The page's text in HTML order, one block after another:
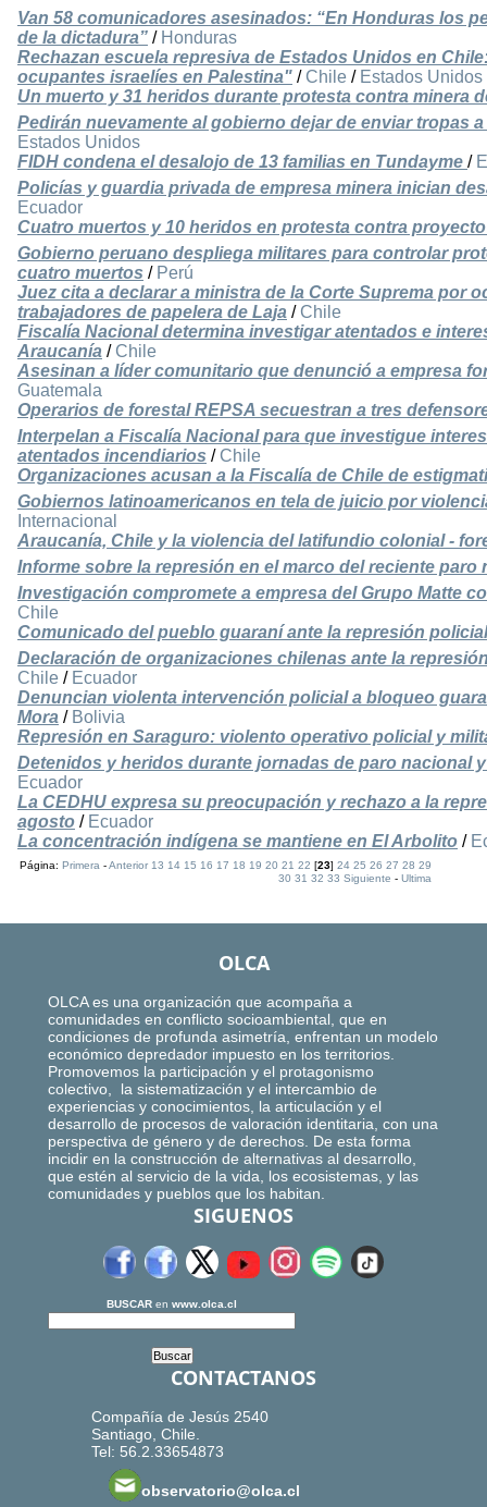
Van 58 comunicadores asesinados: “En Honduras los
de la dictadura” / Honduras
Rechazan escuela represiva de Estados Unidos en
ocupantes israelíes en Palestina" / Chile / Estados Unidos
Un muerto y 31 heridos durante protesta contra minera
Pedirán nuevamente al gobierno dejar de enviar tropas
Estados Unidos
FIDH condena el desalojo de 13 familias en Tundayme /
Policías y guardia privada de empresa minera inician
Ecuador
Cuatro muertos y 10 heridos en protesta contra
Gobierno peruano despliega militares para controlar
cuatro muertos / Perú
Juez cita a declarar a ministra de la Corte Suprema por
trabajadores de papelera de Laja / Chile
Fiscalía Nacional determina investigar atentados e
Araucanía / Chile
Asesinan a líder comunitario que denunció a empresa
Guatemala
Operarios de forestal REPSA secuestran a tres
Interpelan a Fiscalía Nacional para que investigue
atentados incendiarios / Chile
Organizaciones acusan a la Fiscalía de Chile de
Gobiernos latinoamericanos en tela de juicio por
Internacional
Araucanía, Chile y la violencia del latifundio colonial -
Informe sobre la represión en el marco del reciente
Investigación compromete a empresa del Grupo Matte
Chile
Comunicado del pueblo guaraní ante la represión
Declaración de organizaciones chilenas ante la
Chile / Ecuador
Denuncian violenta intervención policial a bloqueo
Mora / Bolivia
Represión en Saraguro: violento operativo policial y
Detenidos y heridos durante jornadas de paro nacional
Ecuador
La CEDHU expresa su preocupación y rechazo a la
agosto / Ecuador
La concentración indígena se mantiene en El Arbolito /
Página:Primera -Anterior 13 14 15 16 17 18 19 20 21 22 [23]24 25 26 27 28 29
30 31 32 33 Siguiente -Ultima
OLCA
OLCA es una organización que acompaña a
comunidades en conflicto socioambiental, que en
condiciones de profunda asimetría, enfrentan un modelo
económico depredador impuesto en los territorios.
Promovemos la participación y el protagonismo
colectivo, la sistematización y el intercambio de
experiencias y conocimientos, la articulación y el
desarrollo de procesos de valoración identitaria, con una
perspectiva de género y de derechos. De esta forma
incidir en la construcción de alternativas al desarrollo,
que estén al servicio de la vida, los ecosistemas, y las
comunidades y pueblos que los habitan.
SIGUENOS
BUSCAR en www.olca.cl
CONTACTANOS
Compañía de Jesús 2540
Santiago, Chile.
Tel: 56.2.33654873
observatorio@olca.cl